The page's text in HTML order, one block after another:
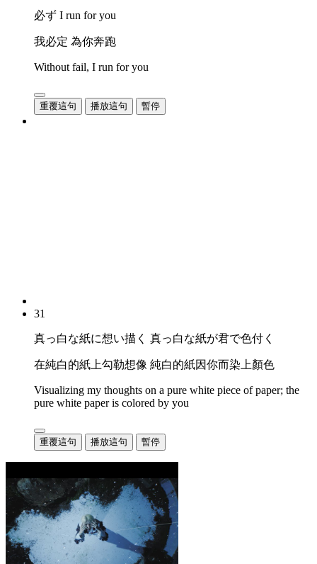
必ず I run for you
我必定 為你奔跑
Without fail, I run for you
重覆這句 播放這句 暫停
31
真っ白な紙に想い描く 真っ白な紙が君で色付く
在純白的紙上勾勒想像 純白的紙因你而染上顏色
Visualizing my thoughts on a pure white piece of paper; the
pure white paper is colored by you
重覆這句 播放這句 暫停